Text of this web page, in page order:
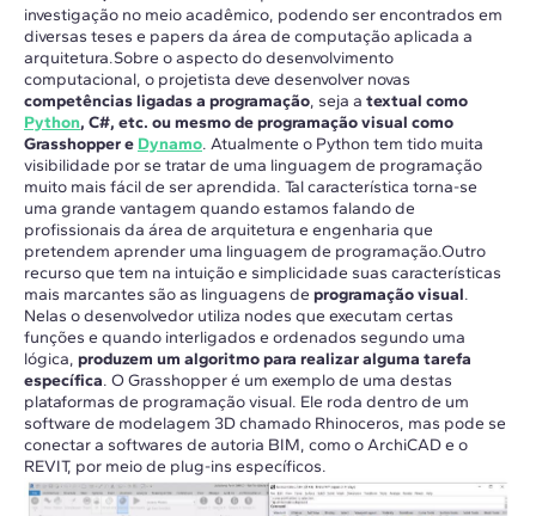
investigação no meio acadêmico, podendo ser encontrados em
diversas teses e papers da área de computação aplicada a
arquitetura.Sobre o aspecto do desenvolvimento
computacional, o projetista deve desenvolver novas
competências ligadas a programação, seja a textual como
Python, C#, etc. ou mesmo de programação visual como
Grasshopper e Dynamo. Atualmente o Python tem tido muita
visibilidade por se tratar de uma linguagem de programação
muito mais fácil de ser aprendida. Tal característica torna-se
uma grande vantagem quando estamos falando de
profissionais da área de arquitetura e engenharia que
pretendem aprender uma linguagem de programação.Outro
recurso que tem na intuição e simplicidade suas características
mais marcantes são as linguagens de programação visual.
Nelas o desenvolvedor utiliza nodes que executam certas
funções e quando interligados e ordenados segundo uma
lógica, produzem um algoritmo para realizar alguma tarefa
específica. O Grasshopper é um exemplo de uma destas
plataformas de programação visual. Ele roda dentro de um
software de modelagem 3D chamado Rhinoceros, mas pode se
conectar a softwares de autoria BIM, como o ArchiCAD e o
REVIT, por meio de plug-ins específicos.